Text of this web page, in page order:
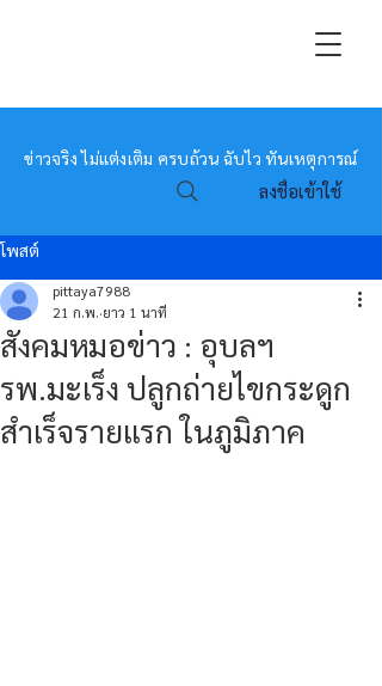
หมอข่าว
ข่าวจริง ไม่แต่งเติม ครบถ้วน ฉับไว ทันเหตุการณ์
ลงชื่อเข้าใช้
โพสต์
สังคมหมอข่าว : อุบลฯ
รพ.มะเร็ง ปลูกถ่ายไขกระดูก
สำเร็จรายแรก ในภูมิภาค
pittaya7988
21 ก.พ. ยาว 1 นาที